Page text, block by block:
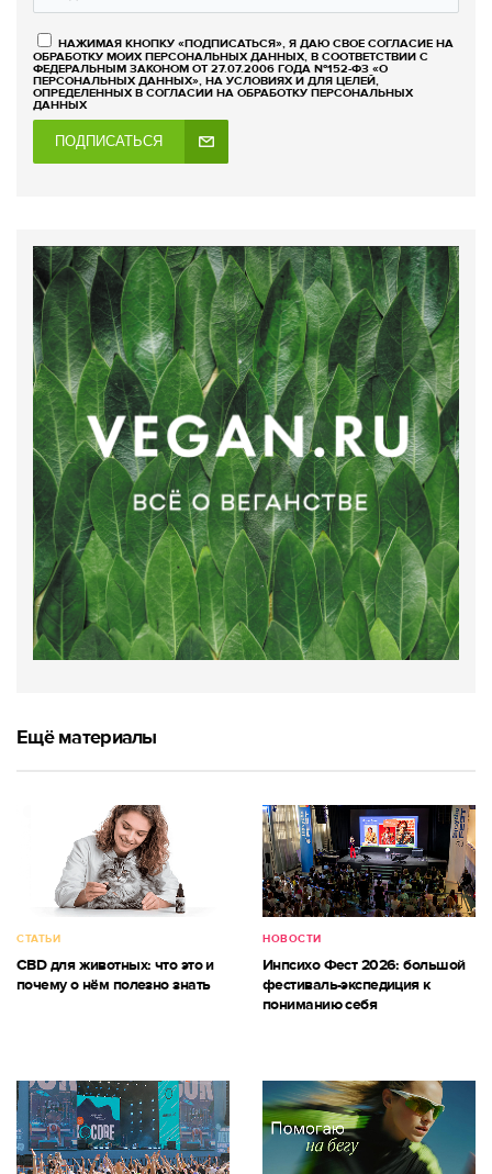
НАЖИМАЯ КНОПКУ «ПОДПИСАТЬСЯ», Я ДАЮ СВОЕ СОГЛАСИЕ НА
ОБРАБОТКУ МОИХ ПЕРСОНАЛЬНЫХ ДАННЫХ, В СООТВЕТСТВИИ С
ФЕДЕРАЛЬНЫМ ЗАКОНОМ ОТ 27.07.2006 ГОДА №152-ФЗ «О
ПЕРСОНАЛЬНЫХ ДАННЫХ», НА УСЛОВИЯХ И ДЛЯ ЦЕЛЕЙ,
ОПРЕДЕЛЕННЫХ В СОГЛАСИИ НА ОБРАБОТКУ ПЕРСОНАЛЬНЫХ
ДАННЫХ
ПОДПИСАТЬСЯ
Ещё материалы
СТАТЬИ
CBD для животных: что это и
почему о нём полезно знать
НОВОСТИ
Инпсихо Фест 2026: большой
фестиваль-экспедиция к
пониманию себя